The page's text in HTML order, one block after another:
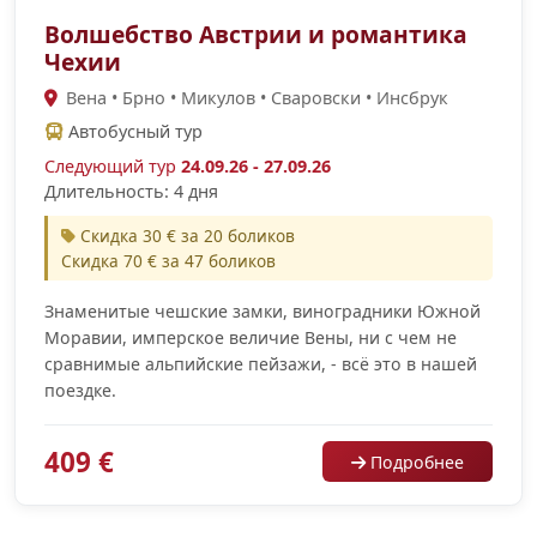
Волшебство Австрии и романтика
Чехии
Вена • Брно • Микулов • Сваровски • Инсбрук
Автобусный тур
Следующий тур 24.09.26 - 27.09.26
Длительность: 4 дня
Скидка 30 € за 20 боликов
Скидка 70 € за 47 боликов
Знаменитые чешские замки, виноградники Южной
Моравии, имперское величие Вены, ни с чем не
сравнимые альпийские пейзажи, - всё это в нашей
поездке.
409 € Подробнее